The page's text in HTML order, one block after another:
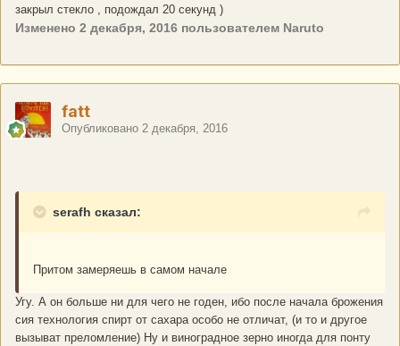
закрыл стекло , подождал 20 секунд )
Изменено 2 декабря, 2016 пользователем Naruto
fatt
Опубликовано 2 декабря, 2016
serafh сказал:
Притом замеряешь в самом начале
Угу. А он больше ни для чего не годен, ибо после начала брожения
сия технология спирт от сахара особо не отличат, (и то и другое
вызыват преломление) Ну и виноградное зерно иногда для понту